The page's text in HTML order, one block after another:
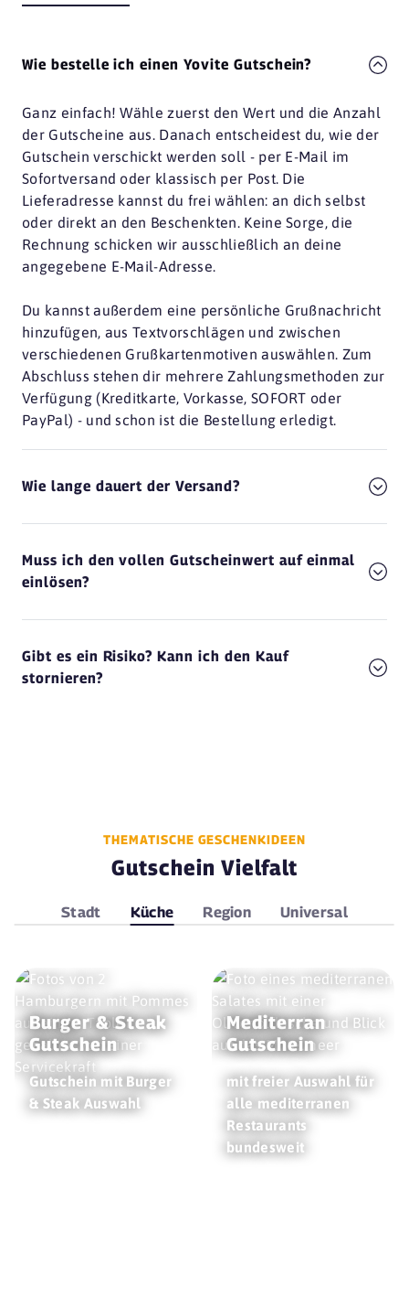
Wie bestelle ich einen Yovite Gutschein?
Ganz einfach! Wähle zuerst den Wert und die Anzahl
der Gutscheine aus. Danach entscheidest du, wie der
Gutschein verschickt werden soll - per E-Mail im
Sofortversand oder klassisch per Post. Die
Lieferadresse kannst du frei wählen: an dich selbst
oder direkt an den Beschenkten. Keine Sorge, die
Rechnung schicken wir ausschließlich an deine
angegebene E-Mail-Adresse.
Du kannst außerdem eine persönliche Grußnachricht
hinzufügen, aus Textvorschlägen und zwischen
verschiedenen Grußkartenmotiven auswählen. Zum
Abschluss stehen dir mehrere Zahlungsmethoden zur
Verfügung (Kreditkarte, Vorkasse, SOFORT oder
PayPal) - und schon ist die Bestellung erledigt.
Wie lange dauert der Versand?
Muss ich den vollen Gutscheinwert auf einmal
einlösen?
Gibt es ein Risiko? Kann ich den Kauf
stornieren?
THEMATISCHE GESCHENKIDEEN
Gutschein Vielfalt
Stadt Küche Region Universal
Burger & Steak
Gutschein
Gutschein mit Burger
& Steak Auswahl
Mediterran
Gutschein
mit freier Auswahl für
alle mediterranen
Restaurants
bundesweit